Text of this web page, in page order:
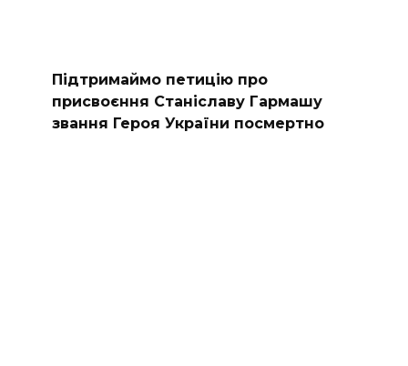
Підтримаймо петицію про
присвоєння Станіславу Гармашу
звання Героя України посмертно